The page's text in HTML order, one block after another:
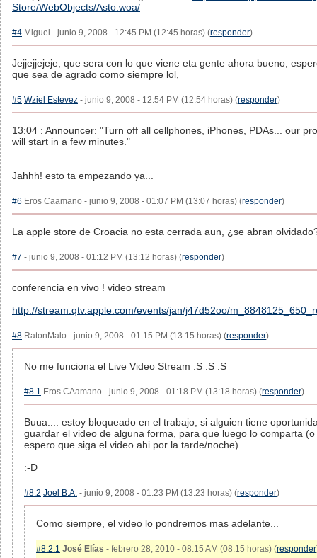
Store/WebObjects/Asto.woa/
#4 Miguel - junio 9, 2008 - 12:45 PM (12:45 horas) (responder)
Jejjejjejeje, que sera con lo que viene eta gente ahora bueno,
que sea de agrado como siempre lol,
#5 Wziel Estevez - junio 9, 2008 - 12:54 PM (12:54 horas) (responder)
13:04 : Announcer: "Turn off all cellphones, iPhones, PDAs... our
will start in a few minutes."
Jahhh! esto ta empezando ya...
#6 Eros Caamano - junio 9, 2008 - 01:07 PM (13:07 horas) (responder)
La apple store de Croacia no esta cerrada aun, ¿se abran
#7 - junio 9, 2008 - 01:12 PM (13:12 horas) (responder)
conferencia en vivo ! video stream
http://stream.qtv.apple.com/events/jan/j47d52oo/
#8 RatonMalo - junio 9, 2008 - 01:15 PM (13:15 horas) (responder)
No me funciona el Live Video Stream :S :S :S
#8.1 Eros CAamano - junio 9, 2008 - 01:18 PM (13:18 horas) (responder)
Buua.... estoy bloqueado en el trabajo; si alguien tiene
guardar el video de alguna forma, para que luego lo comparta (o
espero que siga el video ahi por la tarde/noche).
:-D
#8.2 Joel B.A. - junio 9, 2008 - 01:23 PM (13:23 horas) (responder)
Como siempre, el video lo pondremos mas adelante...
#8.2.1 José Elías - febrero 28, 2010 - 08:15 AM (08:15 horas) (responder